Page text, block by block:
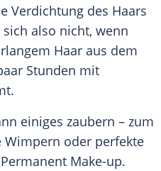
Verdichtung des Haars
also nicht, wenn
Haar aus dem
Stunden mit
einiges zaubern – zum
oder perfekte
Make-up.